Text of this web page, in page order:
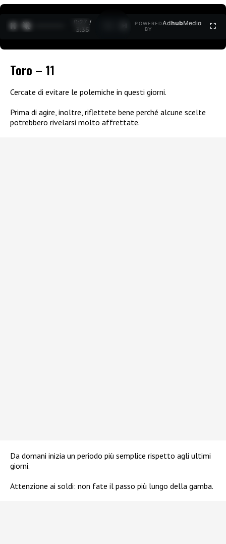
0:27 /
3:35
POWERED
BY
AdhubMedia
Toro – 11
Cercate di evitare le polemiche in questi giorni.
Prima di agire, inoltre, riflettete bene perché alcune scelte
potrebbero rivelarsi molto affrettate.
Da domani inizia un periodo più semplice rispetto agli ultimi
giorni.
Attenzione ai soldi: non fate il passo più lungo della gamba.